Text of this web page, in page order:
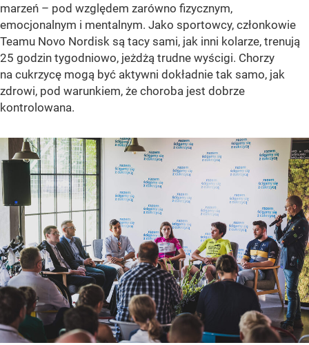
marzeń – pod względem zarówno fizycznym,
emocjonalnym i mentalnym. Jako sportowcy, członkowie
Teamu Novo Nordisk są tacy sami, jak inni kolarze, trenują
25 godzin tygodniowo, jeżdżą trudne wyścigi. Chorzy
na cukrzycę mogą być aktywni dokładnie tak samo, jak
zdrowi, pod warunkiem, że choroba jest dobrze
kontrolowana.